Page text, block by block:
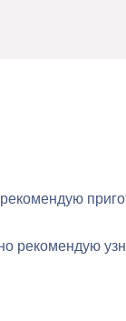
рекомендую